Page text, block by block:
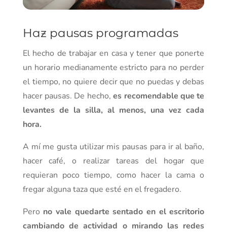
Haz pausas programadas
El hecho de trabajar en casa y tener que ponerte
un horario medianamente estricto para no perder
el tiempo, no quiere decir que no puedas y debas
hacer pausas. De hecho,es recomendable que te
levantes de la silla, al menos, una vez cada
hora.
A mí me gusta utilizar mis pausas para ir al baño,
hacer café, o realizar tareas del hogar que
requieran poco tiempo, como hacer la cama o
fregar alguna taza que esté en el fregadero.
Pero no vale quedarte sentado en el escritorio
cambiando de actividad o mirando las redes